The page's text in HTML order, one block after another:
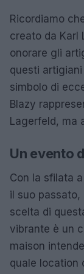
Ricordiamo
creato da Karl
onorare gli
questi
simbolo di
Blazy
Lagerfeld, ma
Un evento
Con la sfilata
il suo
scelta di
vibrante è un
maison
quale location